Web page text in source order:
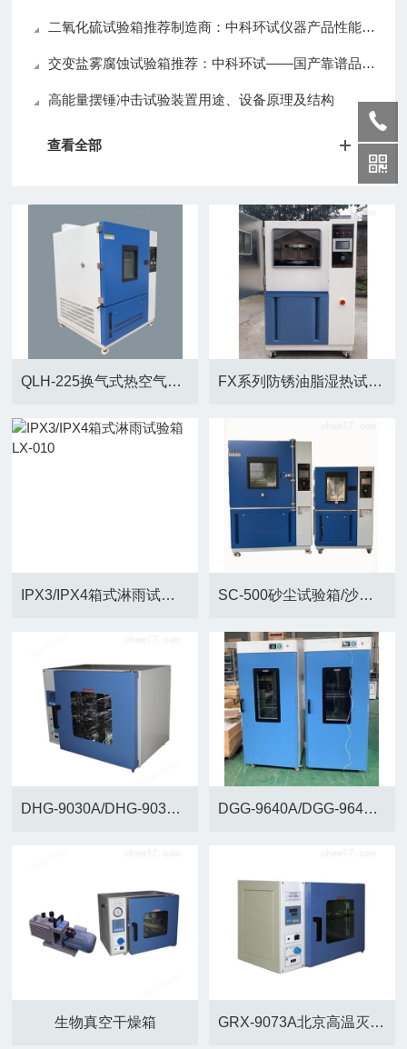
二氧化硫试验箱推荐制造商：中科环试仪器产品性能与口碑解析
交变盐雾腐蚀试验箱推荐：中科环试——国产靠谱品牌，质量与口碑兼具
高能量摆锤冲击试验装置用途、设备原理及结构
查看全部
QLH-225换气式热空气老化试验箱 FX系列防锈油脂湿热试验箱
IPX3/IPX4箱式淋雨试验箱LX-010 SC-500砂尘试验箱/沙尘试验箱北京供应商
DHG-9030A/DHG-9030AD小型电热鼓风干燥箱 DGG-9640A/DGG-9640AD立式恒温干燥箱+北京
生物真空干燥箱 GRX-9073A北京高温灭菌箱